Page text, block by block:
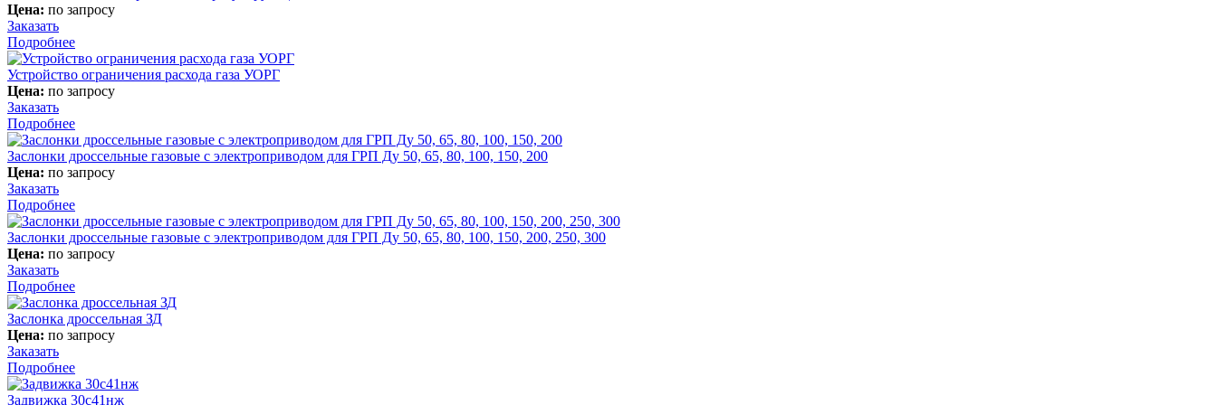
Цена: по запросу
Заказать
Подробнее
Устройство ограничения расхода газа УОРГ
Цена: по запросу
Заказать
Подробнее
Заслонки дроссельные газовые с электроприводом для ГРП Ду 50, 65, 80, 100, 150, 200
Цена: по запросу
Заказать
Подробнее
Заслонки дроссельные газовые с электроприводом для ГРП Ду 50, 65, 80, 100, 150, 200, 250, 300
Цена: по запросу
Заказать
Подробнее
Заслонка дроссельная ЗД
Цена: по запросу
Заказать
Подробнее
Задвижка 30с41нж